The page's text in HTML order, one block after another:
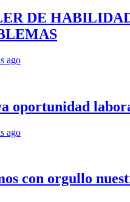
DE
ago
oportunidad
ago
con orgullo